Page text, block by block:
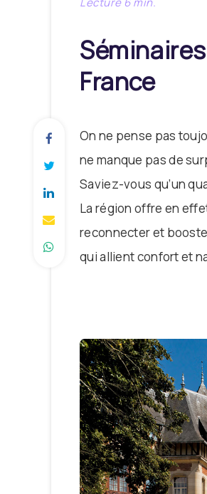
France
On ne pense pas
ne manque pas de
Saviez-vous qu’un
La région offre en
reconnecter et
qui allient confort et